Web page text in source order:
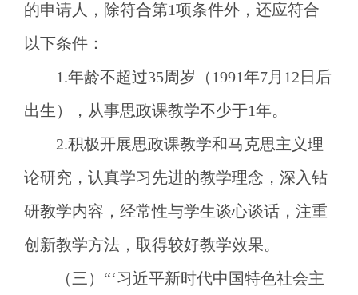
的申请人，除符合第1项条件外，还应符合
以下条件：
1.年龄不超过35周岁（1991年7月12日后
出生），从事思政课教学不少于1年。
2.积极开展思政课教学和马克思主义理
论研究，认真学习先进的教学理念，深入钻
研教学内容，经常性与学生谈心谈话，注重
创新教学方法，取得较好教学效果。
（三） “‘习近平新时代中国特色社会主